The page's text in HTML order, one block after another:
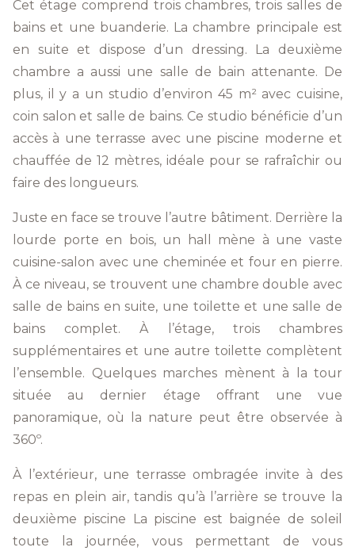
Cet étage comprend trois chambres, trois salles de
bains et une buanderie. La chambre principale est
en suite et dispose d’un dressing. La deuxième
chambre a aussi une salle de bain attenante. De
plus, il y a un studio d’environ 45 m² avec cuisine,
coin salon et salle de bains. Ce studio bénéficie d’un
accès à une terrasse avec une piscine moderne et
chauffée de 12 mètres, idéale pour se rafraîchir ou
faire des longueurs.
Juste en face se trouve l’autre bâtiment. Derrière la
lourde porte en bois, un hall mène à une vaste
cuisine-salon avec une cheminée et four en pierre.
À ce niveau, se trouvent une chambre double avec
salle de bains en suite, une toilette et une salle de
bains complet. À l’étage, trois chambres
supplémentaires et une autre toilette complètent
l’ensemble. Quelques marches mènent à la tour
située au dernier étage offrant une vue
panoramique, où la nature peut être observée à
360º.
À l’extérieur, une terrasse ombragée invite à des
repas en plein air, tandis qu’à l’arrière se trouve la
deuxième piscine La piscine est baignée de soleil
toute la journée, vous permettant de vous